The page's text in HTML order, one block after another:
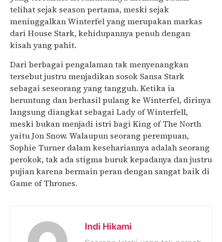
telihat sejak season pertama, meski sejak
meninggalkan Winterfel yang merupakan markas
dari House Stark, kehidupannya penuh dengan
kisah yang pahit.
Dari berbagai pengalaman tak menyenangkan
tersebut justru menjadikan sosok Sansa Stark
sebagai seseorang yang tangguh. Ketika ia
beruntung dan berhasil pulang ke Winterfel, dirinya
langsung diangkat sebagai Lady of Winterfell,
meski bukan menjadi istri bagi King of The North
yaitu Jon Snow. Walaupun seorang perempuan,
Sophie Turner dalam kesehariannya adalah seorang
perokok, tak ada stigma buruk kepadanya dan justru
pujian karena bermain peran dengan sangat baik di
Game of Thrones.
Indi Hikami